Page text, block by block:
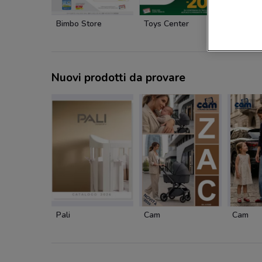
Bimbo Store Toys Center
Nuovi prodotti da provare
Pali Cam Cam